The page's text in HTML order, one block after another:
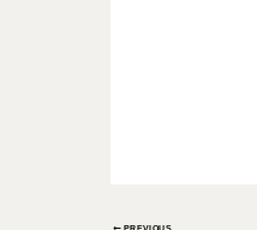
PREVIOUS